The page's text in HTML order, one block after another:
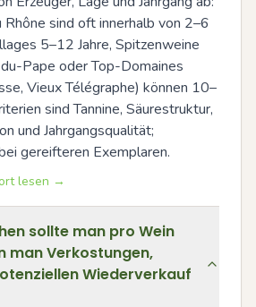
Rhône sind oft innerhalb von 2–6
5–12 Jahre, Spitzenweine
Pape oder Top-Domaines
Vieux Télégraphe) können 10–
sind Tannine, Säurestruktur,
und Jahrgangsqualität;
gereifteren Exemplaren.
lesen →
sollte man pro Wein
man Verkostungen,
Wiederverkauf